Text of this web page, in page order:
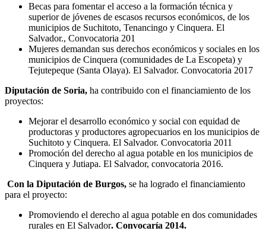
Becas para fomentar el acceso a la formación técnica y
superior de jóvenes de escasos recursos económicos, de los
municipios de Suchitoto, Tenancingo y Cinquera. El
Salvador., Convocatoria 201
Mujeres demandan sus derechos económicos y sociales en los
municipios de Cinquera (comunidades de La Escopeta) y
Tejutepeque (Santa Olaya). El Salvador. Convocatoria 2017
Diputación de Soria, ha contribuido con el financiamiento de los
proyectos:
Mejorar el desarrollo económico y social con equidad de
productoras y productores agropecuarios en los municipios de
Suchitoto y Cinquera. El Salvador. Convocatoria 2011
Promoción del derecho al agua potable en los municipios de
Cinquera y Jutiapa. El Salvador, convocatoria 2016.
Con la Diputación de Burgos, se ha logrado el financiamiento
para el proyecto:
Promoviendo el derecho al agua potable en dos comunidades
rurales en El Salvador. Convocaría 2014.